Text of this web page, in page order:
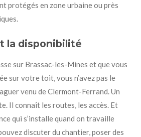
protégés en zone urbaine ou près
la disponibilité
sur Brassac-les-Mines et que vous
sur votre toit, vous n’avez pas le
venu de Clermont-Ferrand. Un
Il connaît les routes, les accès. Et
qui s’installe quand on travaille
discuter du chantier, poser des